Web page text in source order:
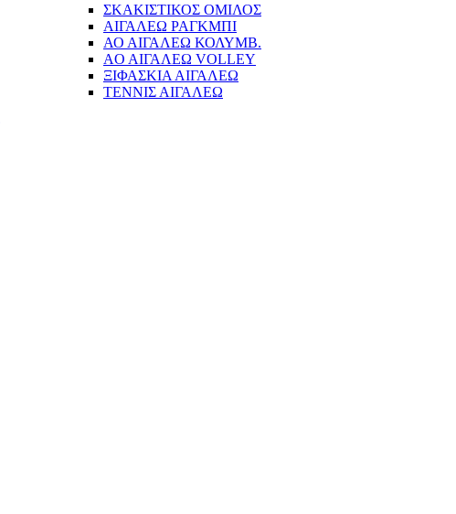
ΣΚΑΚΙΣΤΙΚΟΣ ΟΜΙΛΟΣ
ΑΙΓΑΛΕΩ ΡΑΓΚΜΠΙ
ΑΟ ΑΙΓΑΛΕΩ ΚΟΛΥΜΒ.
AO AIΓΑΛΕΩ VOLLEY
ΞΙΦΑΣΚΙΑ ΑΙΓΑΛΕΩ
ΤΕΝΝΙΣ ΑΙΓΑΛΕΩ